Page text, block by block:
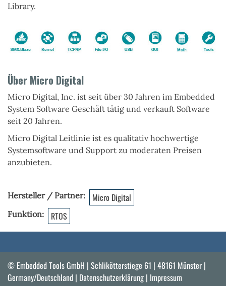
Library.
Über Micro Digital
Micro Digital, Inc. ist seit über 30 Jahren im Embedded
System Software Geschäft tätig und verkauft Software
seit 20 Jahren.
Micro Digital Leitlinie ist es qualitativ hochwertige
Systemsoftware und Support zu moderaten Preisen
anzubieten.
Hersteller / Partner Micro Digital
Funktion RTOS
© Embedded Tools GmbH | Schlikötterstiege 61 | 48161 Münster |
Germany/Deutschland | Datenschutzerklärung | Impressum